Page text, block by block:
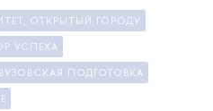
ОТКРЫТЫЙ ГОРОДУ
УСПЕХА
ПОДГОТОВКА